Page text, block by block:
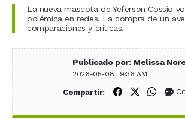
La nueva mascota de Yeferson Cossio
polémica en redes. La compra de un
comparaciones y críticas.
Publicado por: Melissa
2026-05-08 | 9:36 AM
Compartir: Compartir en
Compartir